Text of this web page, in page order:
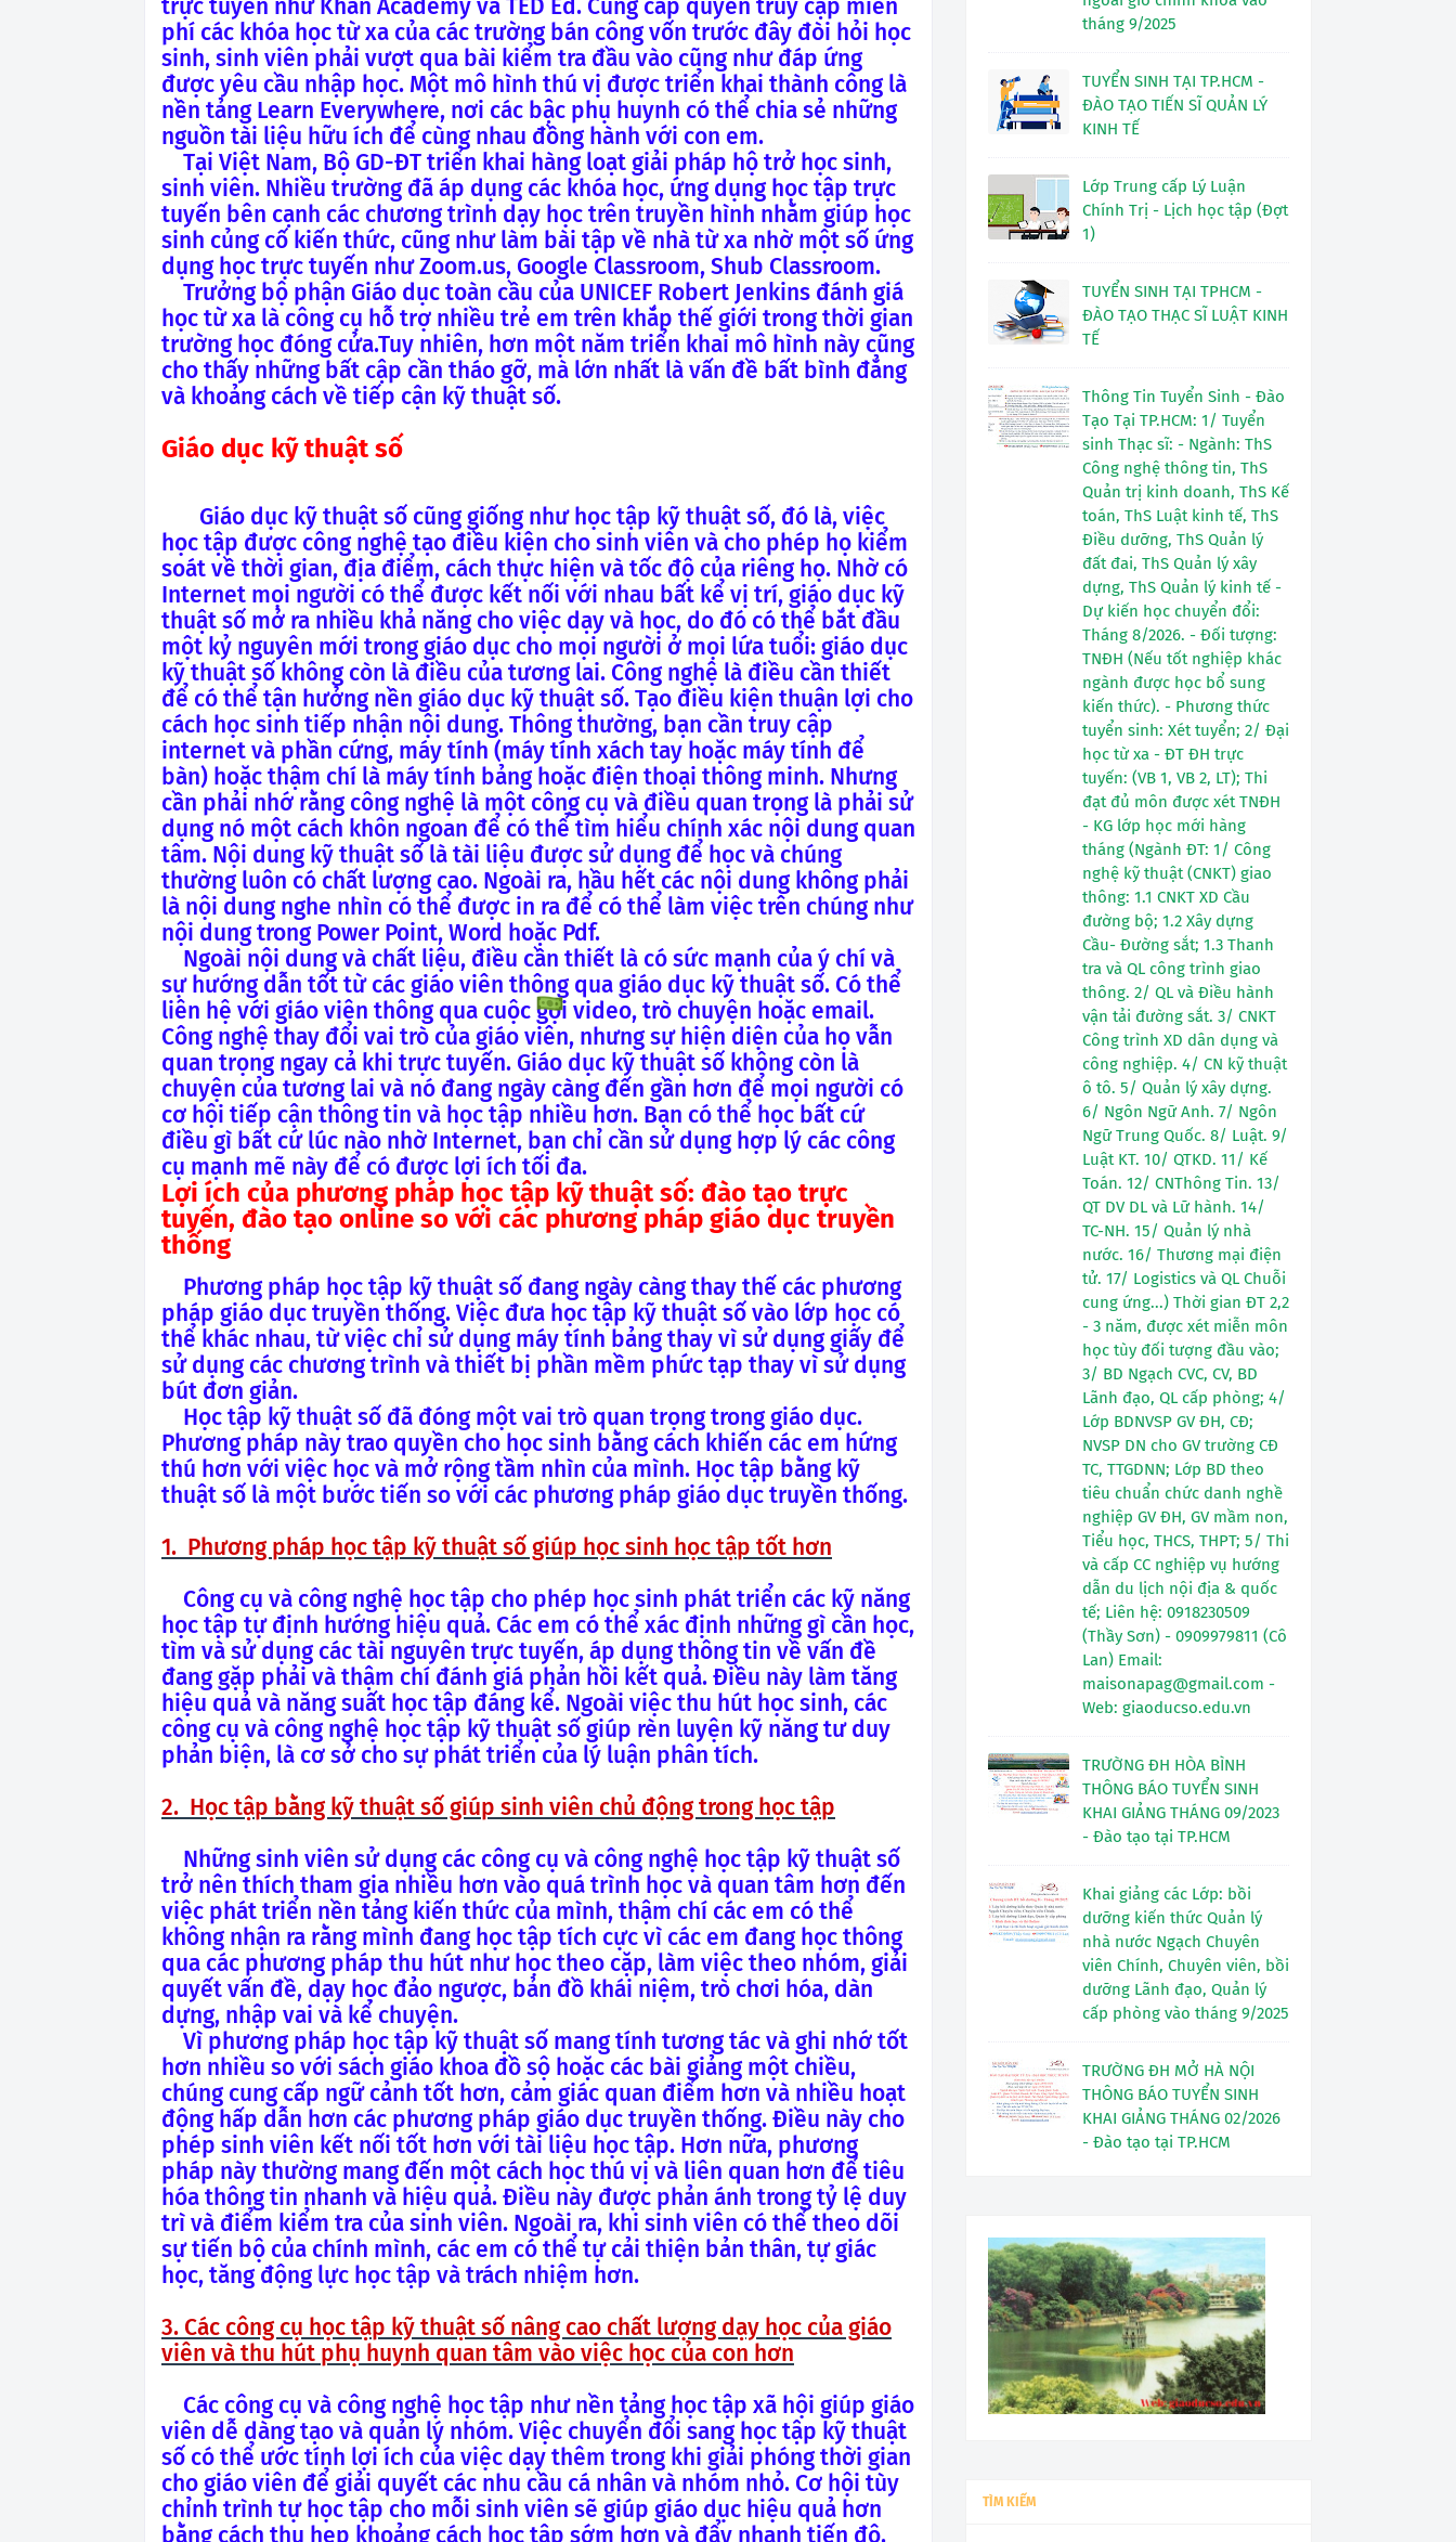
trực tuyến như Khan Academy và TED Ed. Cung cấp quyền truy cập miễn
phí các khóa học từ xa của các trường bán công vốn trước đây đòi hỏi học
sinh, sinh viên phải vượt qua bài kiểm tra đầu vào cũng như đáp ứng
được yêu cầu nhập học. Một mô hình thú vị được triển khai thành công là
nền tảng Learn Everywhere, nơi các bậc phụ huynh có thể chia sẻ những
nguồn tài liệu hữu ích để cùng nhau đồng hành với con em.
Tại Việt Nam, Bộ GD-ĐT triển khai hàng loạt giải pháp hộ trở học sinh,
sinh viên. Nhiều trường đã áp dụng các khóa học, ứng dụng học tập trực
tuyến bên cạnh các chương trình dạy học trên truyền hình nhằm giúp học
sinh củng cố kiến thức, cũng như làm bài tập về nhà từ xa nhờ một số ứng
dụng học trực tuyến như Zoom.us, Google Classroom, Shub Classroom.
Trưởng bộ phận Giáo dục toàn cầu của UNICEF Robert Jenkins đánh giá
học từ xa là công cụ hỗ trợ nhiều trẻ em trên khắp thế giới trong thời gian
trường học đóng cửa.Tuy nhiên, hơn một năm triển khai mô hình này cũng
cho thấy những bất cập cần tháo gỡ, mà lớn nhất là vấn đề bất bình đẳng
và khoảng cách về tiếp cận kỹ thuật số.
Giáo dục kỹ thuật số
Giáo dục kỹ thuật số cũng giống như học tập kỹ thuật số, đó là, việc
học tập được công nghệ tạo điều kiện cho sinh viên và cho phép họ kiểm
soát về thời gian, địa điểm, cách thực hiện và tốc độ của riêng họ. Nhờ có
Internet mọi người có thể được kết nối với nhau bất kể vị trí, giáo dục kỹ
thuật số mở ra nhiều khả năng cho việc dạy và học, do đó có thể bắt đầu
một kỷ nguyên mới trong giáo dục cho mọi người ở mọi lứa tuổi: giáo dục
kỹ thuật số không còn là điều của tương lai. Công nghệ là điều cần thiết
để có thể tận hưởng nền giáo dục kỹ thuật số. Tạo điều kiện thuận lợi cho
cách học sinh tiếp nhận nội dung. Thông thường, bạn cần truy cập
internet và phần cứng, máy tính (máy tính xách tay hoặc máy tính để
bàn) hoặc thậm chí là máy tính bảng hoặc điện thoại thông minh. Nhưng
cần phải nhớ rằng công nghệ là một công cụ và điều quan trọng là phải sử
dụng nó một cách khôn ngoan để có thể tìm hiểu chính xác nội dung quan
tâm. Nội dung kỹ thuật số là tài liệu được sử dụng để học và chúng
thường luôn có chất lượng cao. Ngoài ra, hầu hết các nội dung không phải
là nội dung nghe nhìn có thể được in ra để có thể làm việc trên chúng như
nội dung trong Power Point, Word hoặc Pdf.
Ngoài nội dung và chất liệu, điều cần thiết là có sức mạnh của ý chí và
sự hướng dẫn tốt từ các giáo viên thông qua giáo dục kỹ thuật số. Có thể
liên hệ với giáo viên thông qua cuộc gọi video, trò chuyện hoặc email.
Công nghệ thay đổi vai trò của giáo viên, nhưng sự hiện diện của họ vẫn
quan trọng ngay cả khi trực tuyến. Giáo dục kỹ thuật số không còn là
chuyện của tương lai và nó đang ngày càng đến gần hơn để mọi người có
cơ hội tiếp cận thông tin và học tập nhiều hơn. Bạn có thể học bất cứ
điều gì bất cứ lúc nào nhờ Internet, bạn chỉ cần sử dụng hợp lý các công
cụ mạnh mẽ này để có được lợi ích tối đa.
Lợi ích của phương pháp học tập kỹ thuật số: đào tạo trực
tuyến, đào tạo online so với các phương pháp giáo dục truyền
thống
Phương pháp học tập kỹ thuật số đang ngày càng thay thế các phương
pháp giáo dục truyền thống. Việc đưa học tập kỹ thuật số vào lớp học có
thể khác nhau, từ việc chỉ sử dụng máy tính bảng thay vì sử dụng giấy để
sử dụng các chương trình và thiết bị phần mềm phức tạp thay vì sử dụng
bút đơn giản.
Học tập kỹ thuật số đã đóng một vai trò quan trọng trong giáo dục.
Phương pháp này trao quyền cho học sinh bằng cách khiến các em hứng
thú hơn với việc học và mở rộng tầm nhìn của mình. Học tập bằng kỹ
thuật số là một bước tiến so với các phương pháp giáo dục truyền thống.
1. Phương pháp học tập kỹ thuật số giúp học sinh học tập tốt hơn
Công cụ và công nghệ học tập cho phép học sinh phát triển các kỹ năng
học tập tự định hướng hiệu quả. Các em có thể xác định những gì cần học,
tìm và sử dụng các tài nguyên trực tuyến, áp dụng thông tin về vấn đề
đang gặp phải và thậm chí đánh giá phản hồi kết quả. Điều này làm tăng
hiệu quả và năng suất học tập đáng kể. Ngoài việc thu hút học sinh, các
công cụ và công nghệ học tập kỹ thuật số giúp rèn luyện kỹ năng tư duy
phản biện, là cơ sở cho sự phát triển của lý luận phân tích.
2. Học tập bằng kỹ thuật số giúp sinh viên chủ động trong học tập
Những sinh viên sử dụng các công cụ và công nghệ học tập kỹ thuật số
trở nên thích tham gia nhiều hơn vào quá trình học và quan tâm hơn đến
việc phát triển nền tảng kiến thức của mình, thậm chí các em có thể
không nhận ra rằng mình đang học tập tích cực vì các em đang học thông
qua các phương pháp thu hút như học theo cặp, làm việc theo nhóm, giải
quyết vấn đề, dạy học đảo ngược, bản đồ khái niệm, trò chơi hóa, dàn
dựng, nhập vai và kể chuyện.
Vì phương pháp học tập kỹ thuật số mang tính tương tác và ghi nhớ tốt
hơn nhiều so với sách giáo khoa đồ sộ hoặc các bài giảng một chiều,
chúng cung cấp ngữ cảnh tốt hơn, cảm giác quan điểm hơn và nhiều hoạt
động hấp dẫn hơn các phương pháp giáo dục truyền thống. Điều này cho
phép sinh viên kết nối tốt hơn với tài liệu học tập. Hơn nữa, phương
pháp này thường mang đến một cách học thú vị và liên quan hơn để tiêu
hóa thông tin nhanh và hiệu quả. Điều này được phản ánh trong tỷ lệ duy
trì và điểm kiểm tra của sinh viên. Ngoài ra, khi sinh viên có thể theo dõi
sự tiến bộ của chính mình, các em có thể tự cải thiện bản thân, tự giác
học, tăng động lực học tập và trách nhiệm hơn.
3. Các công cụ học tập kỹ thuật số nâng cao chất lượng dạy học của giáo
viên và thu hút phụ huynh quan tâm vào việc học của con hơn
Các công cụ và công nghệ học tập như nền tảng học tập xã hội giúp giáo
viên dễ dàng tạo và quản lý nhóm. Việc chuyển đổi sang học tập kỹ thuật
số có thể ước tính lợi ích của việc dạy thêm trong khi giải phóng thời gian
cho giáo viên để giải quyết các nhu cầu cá nhân và nhóm nhỏ. Cơ hội tùy
chỉnh trình tự học tập cho mỗi sinh viên sẽ giúp giáo dục hiệu quả hơn
bằng cách thu hẹp khoảng cách học tập sớm hơn và đẩy nhanh tiến độ.
tháng 9/2025
TUYỂN SINH TẠI TP.HCM -
ĐÀO TẠO TIẾN SĨ QUẢN LÝ
KINH TẾ
Lớp Trung cấp Lý Luận
Chính Trị - Lịch học tập (Đợt
1)
TUYỂN SINH TẠI TPHCM -
ĐÀO TẠO THẠC SĨ LUẬT KINH
TẾ
Thông Tin Tuyển Sinh - Đào
Tạo Tại TP.HCM: 1/ Tuyển
sinh Thạc sĩ: - Ngành: ThS
Công nghệ thông tin, ThS
Quản trị kinh doanh, ThS Kế
toán, ThS Luật kinh tế, ThS
Điều dưỡng, ThS Quản lý
đất đai, ThS Quản lý xây
dựng, ThS Quản lý kinh tế -
Dự kiến học chuyển đổi:
Tháng 8/2026. - Đối tượng:
TNĐH (Nếu tốt nghiệp khác
ngành được học bổ sung
kiến thức). - Phương thức
tuyển sinh: Xét tuyển; 2/ Đại
học từ xa - ĐT ĐH trực
tuyến: (VB 1, VB 2, LT); Thi
đạt đủ môn được xét TNĐH
- KG lớp học mới hàng
tháng (Ngành ĐT: 1/ Công
nghệ kỹ thuật (CNKT) giao
thông: 1.1 CNKT XD Cầu
đường bộ; 1.2 Xây dựng
Cầu- Đường sắt; 1.3 Thanh
tra và QL công trình giao
thông. 2/ QL và Điều hành
vận tải đường sắt. 3/ CNKT
Công trình XD dân dụng và
công nghiệp. 4/ CN kỹ thuật
ô tô. 5/ Quản lý xây dựng.
6/ Ngôn Ngữ Anh. 7/ Ngôn
Ngữ Trung Quốc. 8/ Luật. 9/
Luật KT. 10/ QTKD. 11/ Kế
Toán. 12/ CNThông Tin. 13/
QT DV DL và Lữ hành. 14/
TC-NH. 15/ Quản lý nhà
nước. 16/ Thương mại điện
tử. 17/ Logistics và QL Chuỗi
cung ứng...) Thời gian ĐT 2,2
- 3 năm, được xét miễn môn
học tùy đối tượng đầu vào;
3/ BD Ngạch CVC, CV, BD
Lãnh đạo, QL cấp phòng; 4/
Lớp BDNVSP GV ĐH, CĐ;
NVSP DN cho GV trường CĐ
TC, TTGDNN; Lớp BD theo
tiêu chuẩn chức danh nghề
nghiệp GV ĐH, GV mầm non,
Tiểu học, THCS, THPT; 5/ Thi
và cấp CC nghiệp vụ hướng
dẫn du lịch nội địa & quốc
tế; Liên hệ: 0918230509
(Thầy Sơn) - 0909979811 (Cô
Lan) Email:
maisonapag@gmail.com -
Web: giaoducso.edu.vn
TRƯỜNG ĐH HÒA BÌNH
THÔNG BÁO TUYỂN SINH
KHAI GIẢNG THÁNG 09/2023
- Đào tạo tại TP.HCM
Khai giảng các Lớp: bồi
dưỡng kiến thức Quản lý
nhà nước Ngạch Chuyên
viên Chính, Chuyên viên, bồi
dưỡng Lãnh đạo, Quản lý
cấp phòng vào tháng 9/2025
TRƯỜNG ĐH MỞ HÀ NỘI
THÔNG BÁO TUYỂN SINH
KHAI GIẢNG THÁNG 02/2026
- Đào tạo tại TP.HCM
TÌM KIẾM